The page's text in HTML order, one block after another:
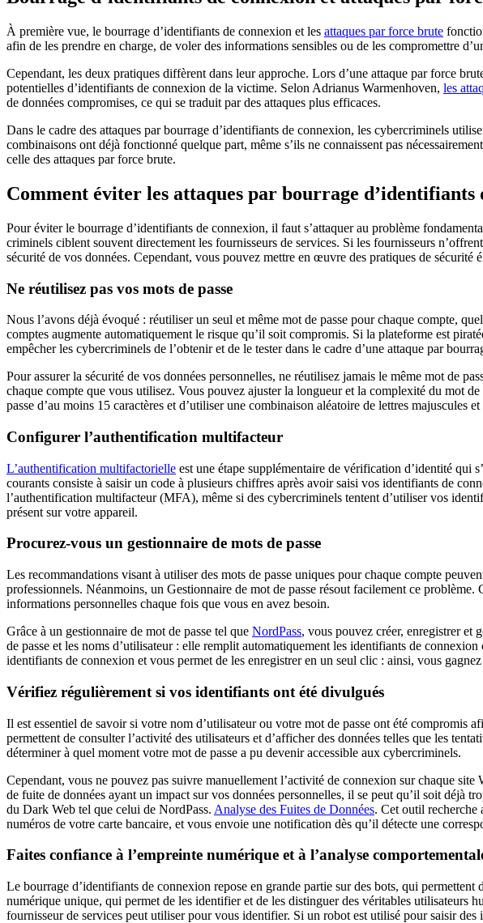
À première vue, le bourrage d’identifiants de connexion et les attaques par force brute
afin de les prendre en charge, de voler des informations sensibles ou de les compromettre
Cependant, les deux pratiques diffèrent dans leur approche. Lors d’une attaque par force
potentielles d’identifiants de connexion de la victime. Selon Adrianus Warmenhoven, les
de données compromises, ce qui se traduit par des attaques plus efficaces.
Dans le cadre des attaques par bourrage d’identifiants de connexion, les cybercriminels
combinaisons ont déjà fonctionné quelque part, même s’ils ne connaissent pas
celle des attaques par force brute.
Comment éviter les attaques par bourrage d’identifiants
Pour éviter le bourrage d’identifiants de connexion, il faut s’attaquer au problème
criminels ciblent souvent directement les fournisseurs de services. Si les fournisseurs
sécurité de vos données. Cependant, vous pouvez mettre en œuvre des pratiques de sécurité
Ne réutilisez pas vos mots de passe
Nous l’avons déjà évoqué : réutiliser un seul et même mot de passe pour chaque compte,
comptes augmente automatiquement le risque qu’il soit compromis. Si la plateforme est
empêcher les cybercriminels de l’obtenir et de le tester dans le cadre d’une attaque par
Pour assurer la sécurité de vos données personnelles, ne réutilisez jamais le même mot de
chaque compte que vous utilisez. Vous pouvez ajuster la longueur et la complexité du mot
passe d’au moins 15 caractères et d’utiliser une combinaison aléatoire de lettres majuscules
Configurer l’authentification multifacteur
L’authentification multifactorielle est une étape supplémentaire de vérification d’identité qui
courants consiste à saisir un code à plusieurs chiffres après avoir saisi vos identifiants de
l’authentification multifacteur (MFA), même si des cybercriminels tentent d’utiliser vos
présent sur votre appareil.
Procurez-vous un gestionnaire de mots de passe
Les recommandations visant à utiliser des mots de passe uniques pour chaque compte
professionnels. Néanmoins, un Gestionnaire de mot de passe résout facilement ce problème.
informations personnelles chaque fois que vous en avez besoin.
Grâce à un gestionnaire de mot de passe tel que NordPass, vous pouvez créer, enregistrer et
de passe et les noms d’utilisateur : elle remplit automatiquement les identifiants de
identifiants de connexion et vous permet de les enregistrer en un seul clic : ainsi, vous
Vérifiez régulièrement si vos identifiants ont été divulgués
Il est essentiel de savoir si votre nom d’utilisateur ou votre mot de passe ont été compromis
permettent de consulter l’activité des utilisateurs et d’afficher des données telles que les
déterminer à quel moment votre mot de passe a pu devenir accessible aux cybercriminels.
Cependant, vous ne pouvez pas suivre manuellement l’activité de connexion sur chaque
de fuite de données ayant un impact sur vos données personnelles, il se peut qu’il soit
du Dark Web tel que celui de NordPass. Analyse des Fuites de Données. Cet outil recherche
numéros de votre carte bancaire, et vous envoie une notification dès qu’il détecte une
Faites confiance à l’empreinte numérique et à l’analyse
Le bourrage d’identifiants de connexion repose en grande partie sur des bots, qui
numérique unique, qui permet de les identifier et de les distinguer des véritables utilisateurs
fournisseur de services peut utiliser pour vous identifier. Si un robot est utilisé pour saisir